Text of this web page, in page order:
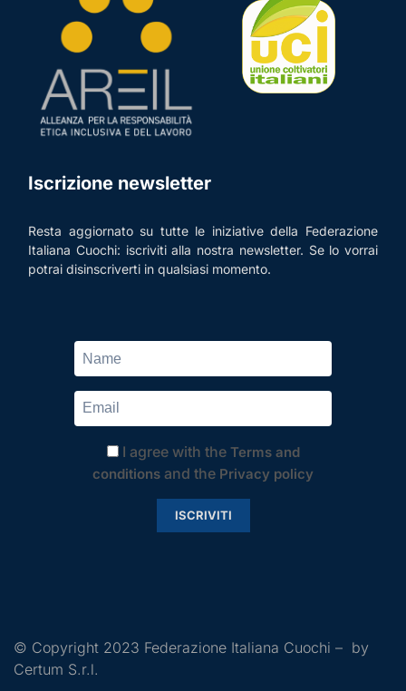
Iscrizione newsletter
Resta aggiornato su tutte le iniziative della Federazione
Italiana Cuochi: iscriviti alla nostra newsletter. Se lo vorrai
potrai disinscriverti in qualsiasi momento.
I agree with the Terms and
conditions and the Privacy policy
ISCRIVITI
© Copyright 2023 Federazione Italiana Cuochi – by
Certum S.r.l.